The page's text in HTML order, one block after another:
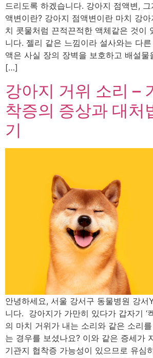
드리도록 하겠습니다. 강아지 점액변,
액변이란? 강아지 점액변이란 마치 강
치 콧물처럼 끈적끈적한 액체같은 것이
니다. 젤리 같은 느낌이라 설사와는 다
액은 사실 장의 장벽을 보호하고 배설물
[…]
강아지 거위 소리 –
착증의 증상과 대처
기
안녕하세요, 서울 강서구 동물병원 강서
니다. 강아지가 가만히 있다가 갑자기 ‘
의 마치 거위가 내는 소리와 같은 소리
는 경우를 보셨나요? 이와 같은 증세가
기관지 협착증 가능성이 있으므로 유심